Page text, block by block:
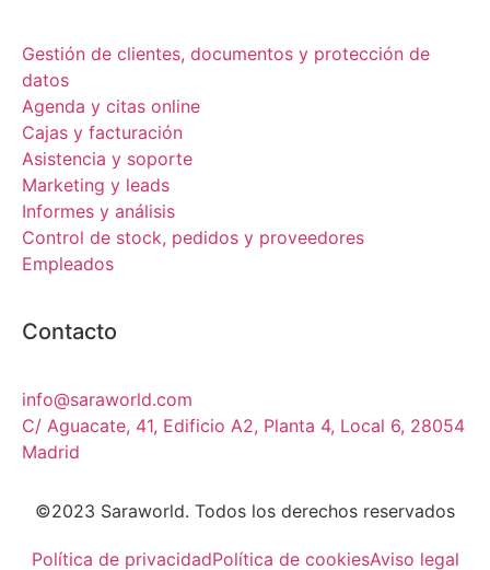
Gestión de clientes, documentos y protección de
datos
Agenda y citas online
Cajas y facturación
Asistencia y soporte
Marketing y leads
Informes y análisis
Control de stock, pedidos y proveedores
Empleados
Contacto
info@saraworld.com
C/ Aguacate, 41, Edificio A2, Planta 4, Local 6, 28054
Madrid
©2023 Saraworld. Todos los derechos reservados
Política de privacidadPolítica de cookiesAviso legal